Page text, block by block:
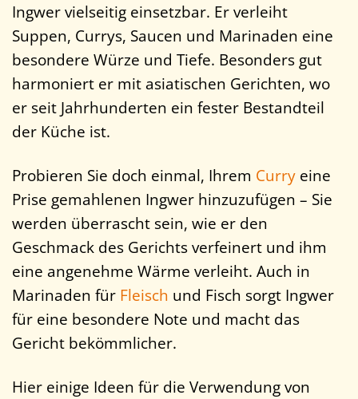
Ingwer vielseitig einsetzbar. Er verleiht
Suppen, Currys, Saucen und Marinaden eine
besondere Würze und Tiefe. Besonders gut
harmoniert er mit asiatischen Gerichten, wo
er seit Jahrhunderten ein fester Bestandteil
der Küche ist.
Probieren Sie doch einmal, Ihrem Curry eine
Prise gemahlenen Ingwer hinzuzufügen – Sie
werden überrascht sein, wie er den
Geschmack des Gerichts verfeinert und ihm
eine angenehme Wärme verleiht. Auch in
Marinaden für Fleisch und Fisch sorgt Ingwer
für eine besondere Note und macht das
Gericht bekömmlicher.
Hier einige Ideen für die Verwendung von